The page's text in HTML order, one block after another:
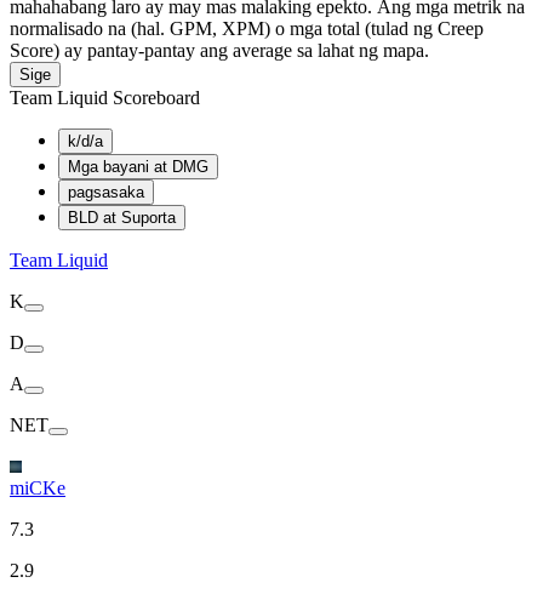
mahahabang laro ay may mas malaking epekto. Ang mga metrik na
normalisado na (hal. GPM, XPM) o mga total (tulad ng Creep
Score) ay pantay-pantay ang average sa lahat ng mapa.
Sige
Team Liquid Scoreboard
k/d/a
Mga bayani at DMG
pagsasaka
BLD at Suporta
Team Liquid
K
D
A
NET
miCKe
7.3
2.9